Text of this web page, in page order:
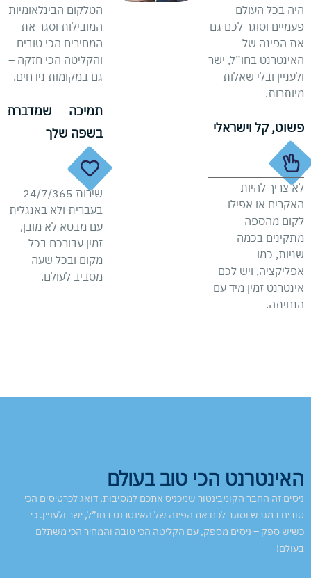
היה בכל העולם
פעמיים וסוגר לכם גם
את הפינה של
האינטרנט בחו”ל, ישר
ולעניין ובלי שאלות
מיותרות.
פשוט, קל וישראלי
לא צריך להיות
האקרים או אפילו
לקום מהספה –
מתקינים בכמה
שניות, כמו
אפליקציה, ויש לכם
אינטרנט זמין מיד עם
הנחיתה.
הטלקום הבינלאומיות
המובילות וסגר את
המחירים הכי טובים
והקליטה הכי חזקה –
גם במקומות נידחים.
תמיכה שמדברת
בשפה שלך
שירות 24/7/365
בעברית ולא באנגלית
עם מבטא לא מובן,
זמין עבורכם בכל
מקום ובכל שעה
מסביב לעולם.
האינטרנט הכי טוב בעולם
ניסים זה החבר הקומבינטור שמכניס אתכם למסיבות, דואג לכרטיסים הכי
טובים במגרש וסוגר לכם את הפינה של האינטרנט בחו”ל, ישר ולעניין. כי
כשיש ספק – ניסים מספק, עם הקליטה הכי טובה והמחיר הכי משתלם
בעולם!